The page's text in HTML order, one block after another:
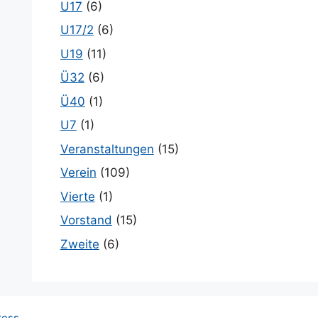
U17 (6)
U17/2 (6)
U19 (11)
Ü32 (6)
Ü40 (1)
U7 (1)
Veranstaltungen (15)
Verein (109)
Vierte (1)
Vorstand (15)
Zweite (6)